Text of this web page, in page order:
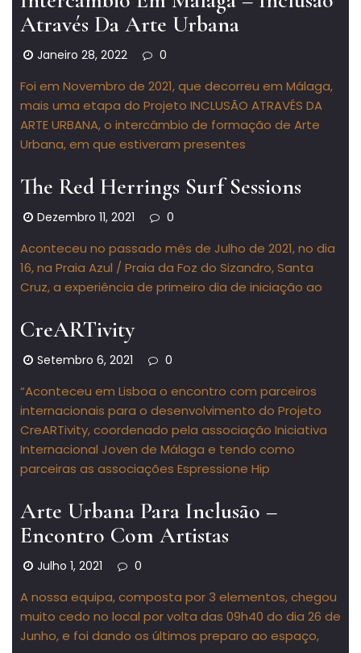
Através Da Arte Urbana
Janeiro 28, 2022 0
Foi em Novembro de 2021, que decorreu em Málaga,
mais uma etapa do Projeto INCLUSÃO ATRAVÉS DA
ARTE URBANA, o intercâmbio de formação de Arte
Urbana, em que estiveram presentes
The Red Herrings Surf Sessions
Dezembro 11, 2021 0
Aconteceu no passado mês de Julho de 2021, no dia
16, na Praia Azul / Praia da Foz do Sizandro, Santa
Cruz, a experiência de primeiro dia de iniciação ao
CreARTivity
Setembro 6, 2021 0
“Aconteceu em Lisboa o encontro com parceiros
internacionais para o desenvolvimento do Projeto
CreARTivity, coordenado pela associação Iniciativa
Internacional Joven de Málaga e tendo como
parceiras as associações Espressione Hip
Arte Urbana Para Inclusão –
Encontro Com Artistas
Julho 1, 2021 0
A nossa equipa, composta por 3 elementos, chegou
muito cedo no local por volta das 09h40 do dia 26 de
Junho, e foi dando os últimos preparo ao espaço,